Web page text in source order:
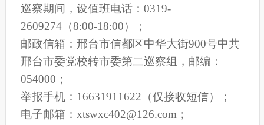
巡察期间，设值班电话：0319-
2609274（8:00-18:00）；
邮政信箱：邢台市信都区中华大街900号中共
邢台市委党校转市委第二巡察组，邮编：
054000；
举报手机：16631911622（仅接收短信）；
电子邮箱：xtswxc402@126.com；